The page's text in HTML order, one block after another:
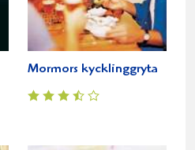
Mormors kycklinggryta